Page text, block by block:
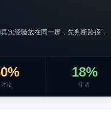
实经验放在同一屏，先判断路径，
讨论
18%
申请